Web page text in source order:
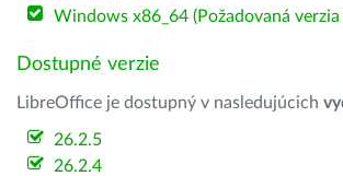
Windows x86_64 (Požadovaná
Dostupné verzie
LibreOffice je dostupný v nasledujúcich
26.2.5
26.2.4